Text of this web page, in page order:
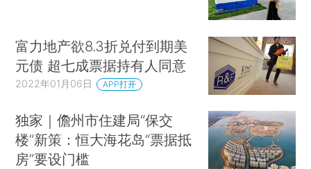
富力地产欲8.3折兑付到期美
元债 超七成票据持有人同意
2022年01月06日 APP打开
独家｜儋州市住建局“保交
楼”新策：恒大海花岛“票据抵
房”要设门槛